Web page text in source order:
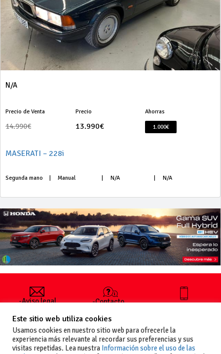
N/A
Precio de Venta
14.990€
Precio
13.990€
Ahorras
1.000€
MASERATI – 228i
Segunda mano Manual N/A N/A
-Aviso legal
generales
de uso
-Política de
-Contacto
publicar un
anuncio
-Vende+
+34 627 35
Este sitio web utiliza cookies
Usamos cookies en nuestro sitio web para ofrecerle la
experiencia más relevante al recordar sus preferencias y sus
visitas repetidas. Lea nuestra Información sobre el uso de las